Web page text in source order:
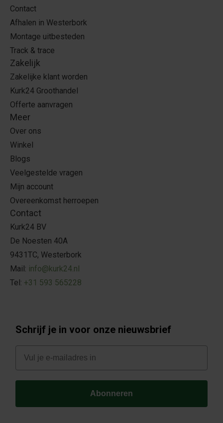
Contact
Afhalen in Westerbork
Montage uitbesteden
Track & trace
Zakelijk
Zakelijke klant worden
Kurk24 Groothandel
Offerte aanvragen
Meer
Over ons
Winkel
Blogs
Veelgestelde vragen
Mijn account
Overeenkomst herroepen
Contact
Kurk24 BV
De Noesten 40A
9431TC, Westerbork
Mail: info@kurk24.nl
Tel: +31 593 565228
Schrijf je in voor onze nieuwsbrief
E-mail
Abonneren